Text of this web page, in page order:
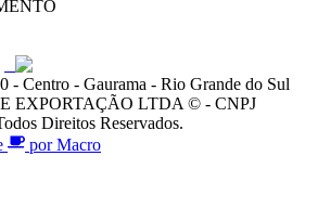
- Centro - Gaurama - Rio Grande do Sul
EXPORTAÇÃO LTDA © - CNPJ
Direitos Reservados.
por Macro